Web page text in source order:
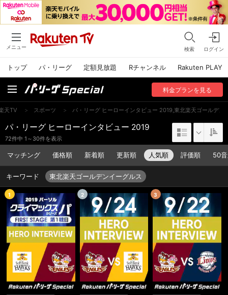
メニュー 検索 ログイン
トップ パ・リーグ 定額見放題 Rチャンネル Rakuten PLAY
料金プランを見る
天TV > スポーツ > パ・リーグ ヒーローインタビュー 2019,東北楽天ゴールデン
パ・リーグ ヒーローインタビュー 2019
72件中 1～30件を表示
マッチング 価格順 新着順 更新順 人気順 評価順 50
キーワード 東北楽天ゴールデンイーグルス
1 2 3